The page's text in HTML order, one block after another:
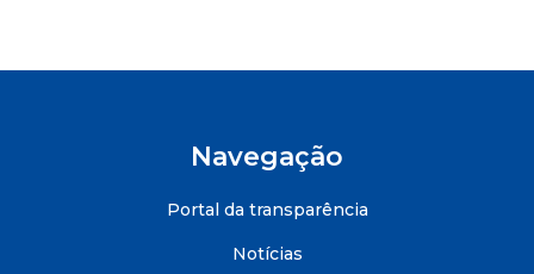
Navegação
Portal da transparência
Notícias